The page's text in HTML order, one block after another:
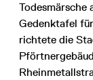
Todesmärsche
Gedenktafel
richtete die